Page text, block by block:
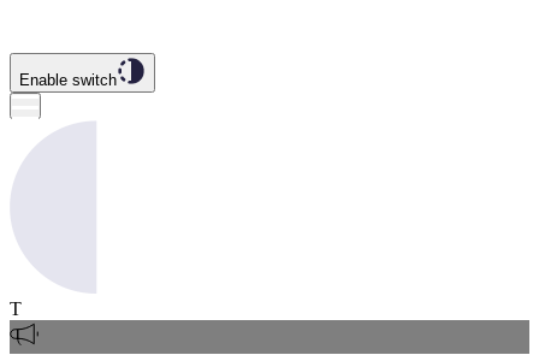
Enable switch
T